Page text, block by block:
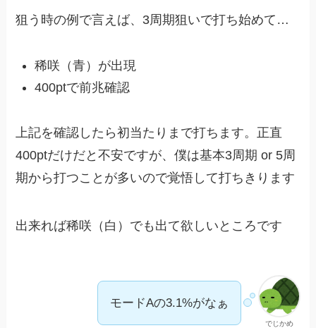
狙う時の例で言えば、3周期狙いで打ち始めて…
稀咲（青）が出現
400ptで前兆確認
上記を確認したら初当たりまで打ちます。正直
400ptだけだと不安ですが、僕は基本3周期 or 5周
期から打つことが多いので覚悟して打ちきります
出来れば稀咲（白）でも出て欲しいところです
でじかめ
モードAの3.1%がなぁ